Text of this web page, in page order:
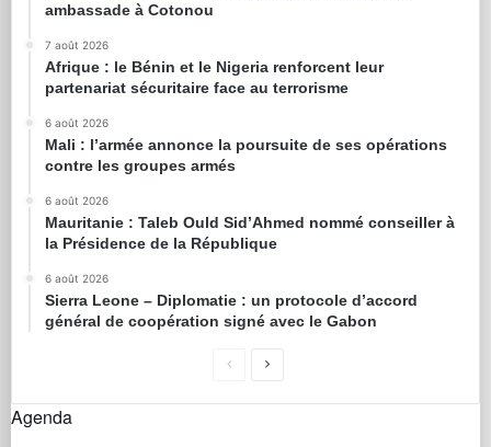
ambassade à Cotonou
7 août 2026
Afrique : le Bénin et le Nigeria renforcent leur
partenariat sécuritaire face au terrorisme
6 août 2026
Mali : l’armée annonce la poursuite de ses opérations
contre les groupes armés
6 août 2026
Mauritanie : Taleb Ould Sid’Ahmed nommé conseiller à
la Présidence de la République
6 août 2026
Sierra Leone – Diplomatie : un protocole d’accord
général de coopération signé avec le Gabon
Agenda